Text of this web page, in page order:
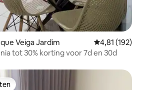
Veiga Jardim Gemiddelde
4,81 (192)
tot 30% korting voor 7d en 30d